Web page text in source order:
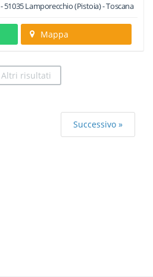
-51035Lamporecchio(Pistoia) -Toscana
Mappa
Altri risultati
Successivo »